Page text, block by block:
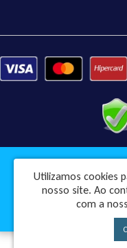
Pneumatix Soluções
Rua Engenheiro Balduino,
Utilizamos cookies
nosso site. Ao
com a